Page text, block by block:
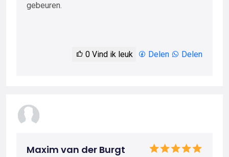
gebeuren.
0 Vind ik leuk Delen Delen
Maxim van der Burgt